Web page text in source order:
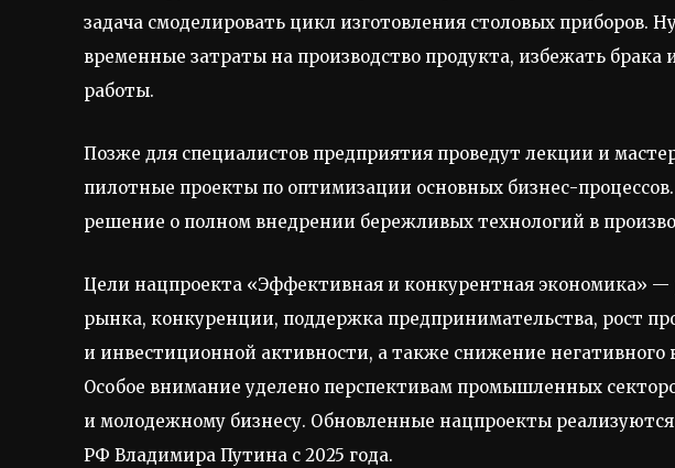
задача смоделировать цикл изготовления столовых приборов.
временные затраты на производство продукта, избежать
работы.
Позже для специалистов предприятия проведут лекции и
пилотные проекты по оптимизации основных бизнес-
решение о полном внедрении бережливых технологий в
Цели нацпроекта «Эффективная и конкурентная экономика» —
рынка, конкуренции, поддержка предпринимательства, рост
и инвестиционной активности, а также снижение
Особое внимание уделено перспективам промышленных
и молодежному бизнесу. Обновленные нацпроекты
РФ Владимира Путина с 2025 года.